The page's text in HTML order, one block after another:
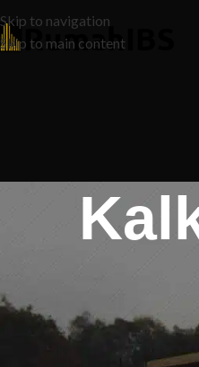
Skip to navigation
Skip to main content